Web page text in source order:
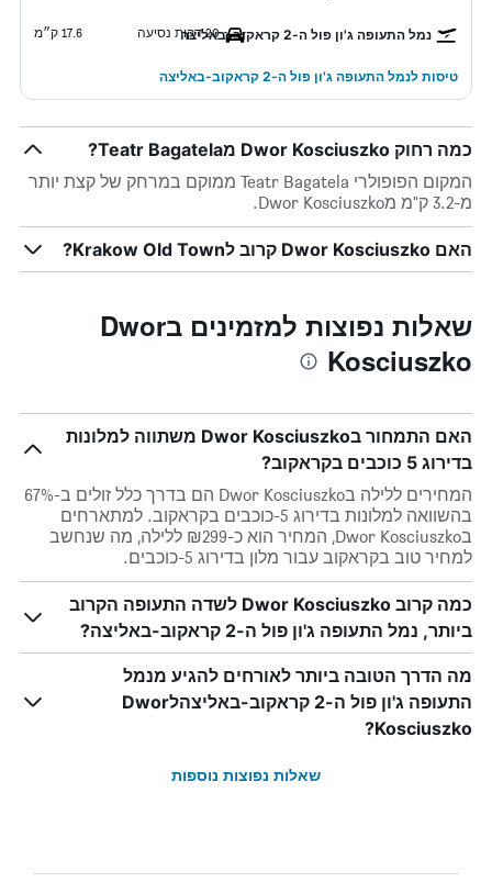
נמל התעופה ג'ון פול ה-2 קראקוב-באליצה 20 דקות נסיעה 17.6 ק״מ
טיסות לנמל התעופה ג'ון פול ה-2 קראקוב-באליצה
כמה רחוק Dwor Kosciuszko מTeatr Bagatela?
המקום הפופולרי Teatr Bagatela ממוקם במרחק של קצת יותר
מ-3.2 ק"מ מDwor Kosciuszko.
האם Dwor Kosciuszko קרוב לKrakow Old Town?
שאלות נפוצות למזמינים בDwor
Kosciuszko
האם התמחור בDwor Kosciuszko משתווה למלונות
בדירוג 5 כוכבים בקראקוב?
המחירים ללילה בDwor Kosciuszko הם בדרך כלל זולים ב-67%
בהשוואה למלונות בדירוג 5-כוכבים בקראקוב. למתארחים
בDwor Kosciuszko, המחיר הוא כ-₪299 ללילה, מה שנחשב
למחיר טוב בקראקוב עבור מלון בדירוג 5-כוכבים.
כמה קרוב Dwor Kosciuszko לשדה התעופה הקרוב
ביותר, נמל התעופה ג'ון פול ה-2 קראקוב-באליצה?
מה הדרך הטובה ביותר לאורחים להגיע מנמל
התעופה ג'ון פול ה-2 קראקוב-באליצהלDwor
Kosciuszko?
שאלות נפוצות נוספות